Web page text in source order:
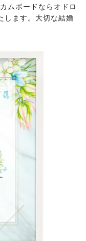
ムボードならオドロ
します。大切な結婚